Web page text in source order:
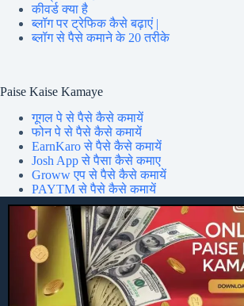
कीवर्ड क्या है
ब्लॉग पर ट्रेफिक कैसे बढ़ाएं |
ब्लॉग से पैसे कमाने के 20 तरीके
Paise Kaise Kamaye
गूगल पे से पैसे कैसे कमायें
फोन पे से पैसे कैसे कमायें
EarnKaro से पैसे कैसे कमायें
Josh App से पैसा कैसे कमाए
Groww एप से पैसे कैसे कमायें
PAYTM से पैसे कैसे कमायें